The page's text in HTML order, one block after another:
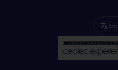
translate